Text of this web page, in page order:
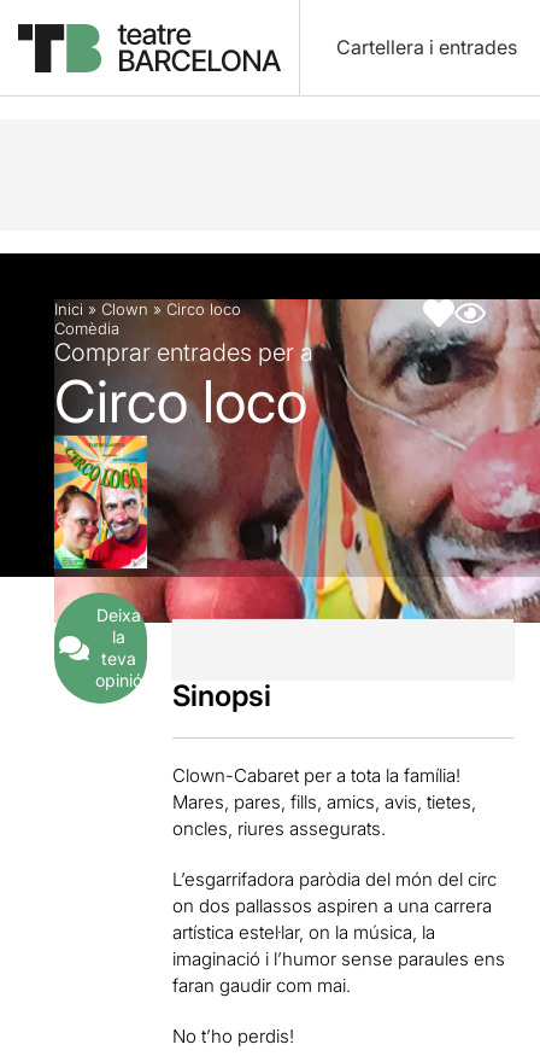
Cartellera i entrades
Descripció Fitxa artística
Inici » Clown » Circo loco
Comèdia
Comprar entrades per a
Circo loco
Deixa
la
teva
opinió
Sinopsi
Clown-Cabaret per a tota la família!
Mares, pares, fills, amics, avis, tietes,
oncles, riures assegurats.
L’esgarrifadora paròdia del món del circ
on dos pallassos aspiren a una carrera
artística estel·lar, on la música, la
imaginació i l’humor sense paraules ens
faran gaudir com mai.
No t’ho perdis!